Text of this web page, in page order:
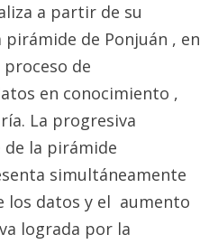
a partir de su
de Ponjuán , en
de
en conocimiento ,
La progresiva
de la pirámide
simultáneamente
los datos y el aumento
lograda por la